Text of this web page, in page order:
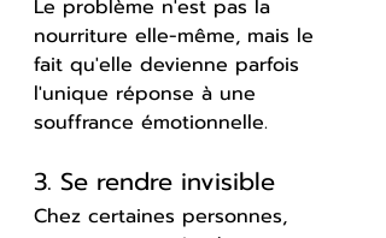
Le problème n'est pas la
nourriture elle-même, mais le
fait qu'elle devienne parfois
l'unique réponse à une
souffrance émotionnelle.
3. Se rendre invisible
Chez certaines personnes,